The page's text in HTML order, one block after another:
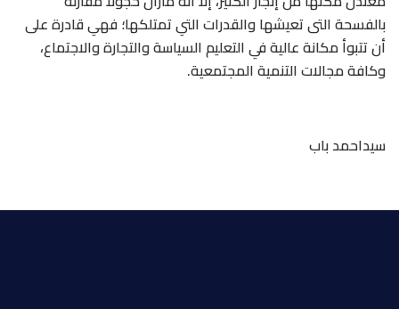
بالفسحة التى تعيشها والقدرات التي تمتلكها؛ فهي قادرة على
أن تتبوأ مكانة عالية في التعليم السياسة والتجارة والاجتماع،
وكافة مجالات التنمية المجتمعية.
سيداحمد باب